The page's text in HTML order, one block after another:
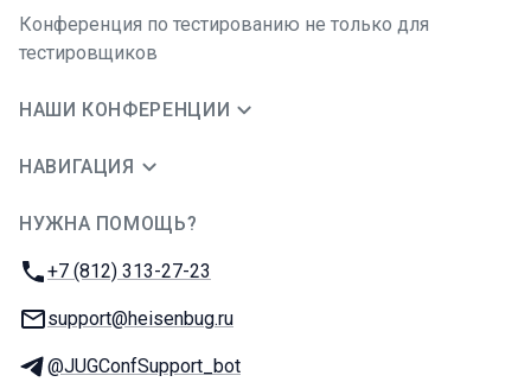
Конференция по тестированию не только для
тестировщиков
НАШИ КОНФЕРЕНЦИИ
НАВИГАЦИЯ
НУЖНА ПОМОЩЬ?
Телефон:
+7 (812) 313-27-23
E-mail:
support@heisenbug.ru
Телеграм:
@JUGConfSupport_bot